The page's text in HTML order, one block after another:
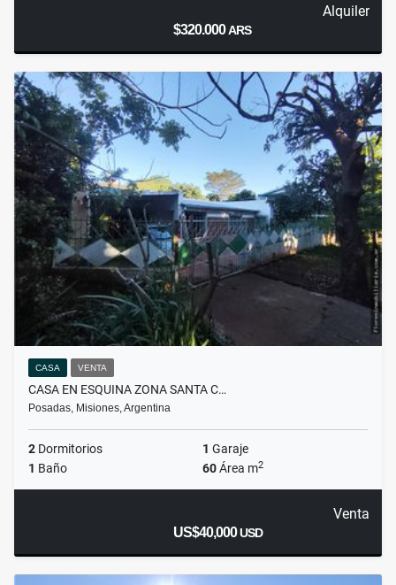
Alquiler
$320.000ARS
CASA VENTA
CASA EN ESQUINA ZONA SANTA C…
Posadas, Misiones, Argentina
2 Dormitorios 1 Garaje
1 Baño 60Área m2
Venta
US$40,000USD